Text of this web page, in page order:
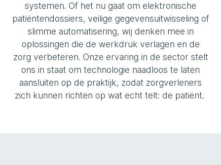
systemen. Of het nu gaat om elektronische
patiëntendossiers, veilige gegevensuitwisseling of
slimme automatisering, wij denken mee in
oplossingen die de werkdruk verlagen en de
zorg verbeteren. Onze ervaring in de sector stelt
ons in staat om technologie naadloos te laten
aansluiten op de praktijk, zodat zorgverleners
zich kunnen richten op wat echt telt: de patiënt.